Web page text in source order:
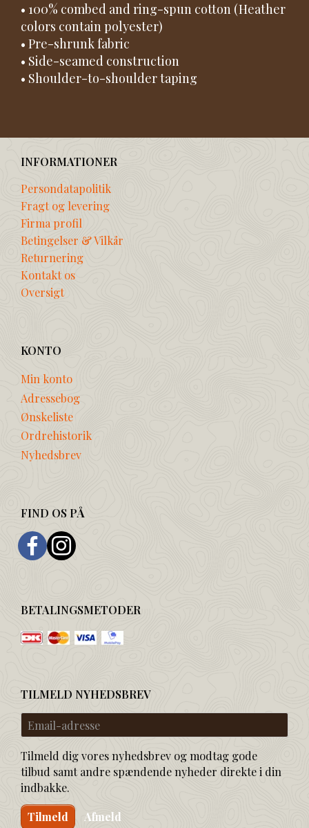
• 100% combed and ring-spun cotton (Heather
colors contain polyester)
• Pre-shrunk fabric
• Side-seamed construction
• Shoulder-to-shoulder taping
INFORMATIONER
Persondatapolitik
Fragt og levering
Firma profil
Betingelser & Vilkår
Returnering
Kontakt os
Oversigt
KONTO
Min konto
Adressebog
Ønskeliste
Ordrehistorik
Nyhedsbrev
FIND OS PÅ
BETALINGSMETODER
TILMELD NYHEDSBREV
Email-
adresse
Tilmeld dig vores nyhedsbrev og modtag gode
tilbud samt andre spændende nyheder direkte i din
indbakke.
Tilmeld Afmeld